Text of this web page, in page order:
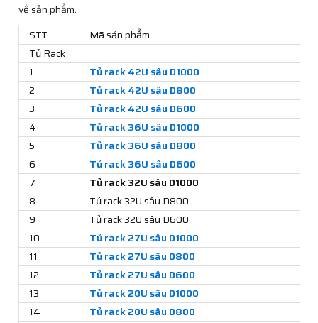
về sản phẩm.
STT
Mã sản phẩm
Tủ Rack
1
Tủ rack 42U sâu D1000
2
Tủ rack 42U sâu D800
3
Tủ rack 42U sâu D600
4
Tủ rack 36U sâu D1000
5
Tủ rack 36U sâu D800
6
Tủ rack 36U sâu D600
7
Tủ rack 32U sâu D1000
8
Tủ rack 32U sâu D800
9
Tủ rack 32U sâu D600
10
Tủ rack 27U sâu D1000
11
Tủ rack 27U sâu D800
12
Tủ rack 27U sâu D600
13
Tủ rack 20U sâu D1000
14
Tủ rack 20U sâu D800